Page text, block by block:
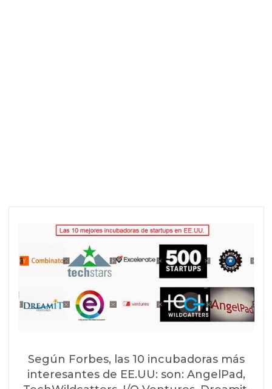
Según Forbes, las 10 incubadoras más
interesantes de EE.UU: son: AngelPad,